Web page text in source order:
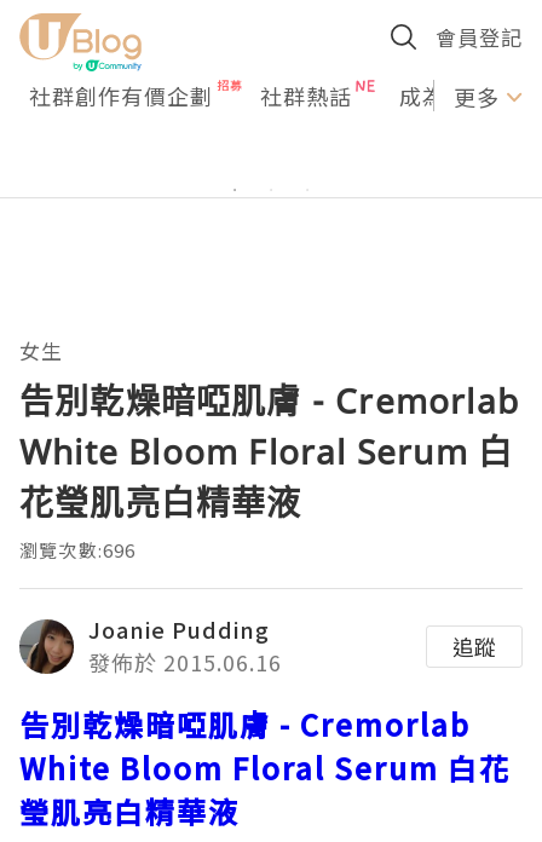
會員登記
社群創作有價企劃 社群熱話 成為U更多
女生
告別乾燥暗啞肌膚 - Cremorlab
White Bloom Floral Serum 白
花瑩肌亮白精華液
瀏覽次數:696
Joanie Pudding
發佈於 2015.06.16
追蹤
告別乾燥暗啞肌膚 - Cremorlab
White Bloom Floral Serum 白花
瑩肌亮白精華液